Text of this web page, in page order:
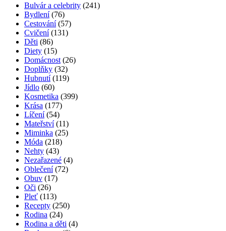
Bulvár a celebrity (241)
Bydlení(76)
Cestování(57)
Cvičení(131)
Děti (86)
Diety (15)
Domácnost (26)
Doplňky (32)
Hubnutí(119)
Jídlo (60)
Kosmetika (399)
Krása (177)
Líčení(54)
Mateřství(11)
Miminka (25)
Móda (218)
Nehty (43)
Nezařazené (4)
Oblečení(72)
Obuv (17)
Oči (26)
Pleť (113)
Recepty (250)
Rodina (24)
Rodina a děti (4)